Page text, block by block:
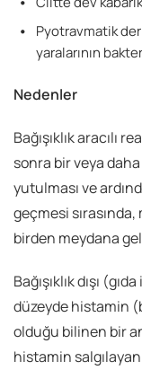
Pyotravmatik
yaralarının
Nedenler
Bağışıklık aracılı
sonra bir veya
yutulması ve
geçmesi
birden meydana
Bağışıklık dışı
düzeyde histamin
olduğu bilinen bir
histamin